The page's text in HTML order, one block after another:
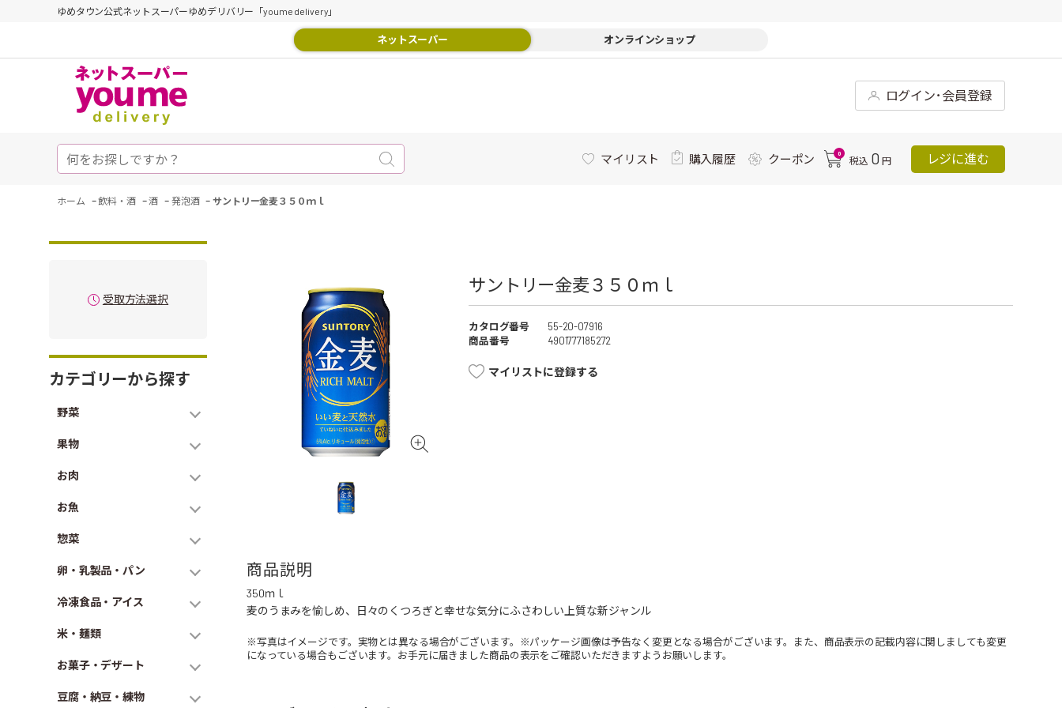
ゆめタウン公式ネットスーパーゆめデリバリー「youme delivery」
ネットスーパー オンラインショップ
ログイン･会員登録
マイリスト 購入履歴 クーポン 0
税込 0 円 レジに進む
ホーム -飲料・酒 -酒 - 発泡酒 -サントリー金麦３５０ｍｌ
受取方法選択
カテゴリーから探す
野菜
果物
お肉
お魚
惣菜
卵・乳製品・パン
冷凍食品・アイス
米・麺類
お菓子・デザート
豆腐・納豆・練物
サントリー金麦３５０ｍｌ
カタログ番号
55-20-07916
商品番号
4901777185272
マイリストに登録する
商品説明
350ｍｌ
麦のうまみを愉しめ、日々のくつろぎと幸せな気分にふさわしい上質な新ジャンル
※写真はイメージです。実物とは異なる場合がございます。※パッケージ画像は予告なく変更となる場合がございます。また、商品表示の記載内容に関しましても変更
になっている場合もございます。お手元に届きました商品の表示をご確認いただきますようお願いします。